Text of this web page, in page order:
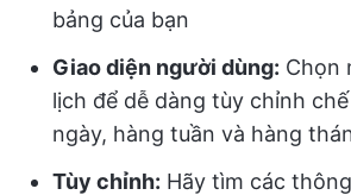
bảng của bạn
Giao diện người dùng: Chọn
lịch để dễ dàng tùy chỉnh
ngày, hàng tuần và hàng
Tùy chỉnh: Hãy tìm các